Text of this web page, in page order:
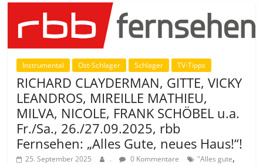
Instrumental Ost-Schlager Schlager TV-Tipps
RICHARD CLAYDERMAN, GITTE, VICKY
LEANDROS, MIREILLE MATHIEU,
MILVA, NICOLE, FRANK SCHÖBEL u.a.
Fr./Sa., 26./27.09.2025, rbb
Fernsehen: „Alles Gute, neues Haus!“!
25. September 2025 . 0 Kommentare "Alles gute,